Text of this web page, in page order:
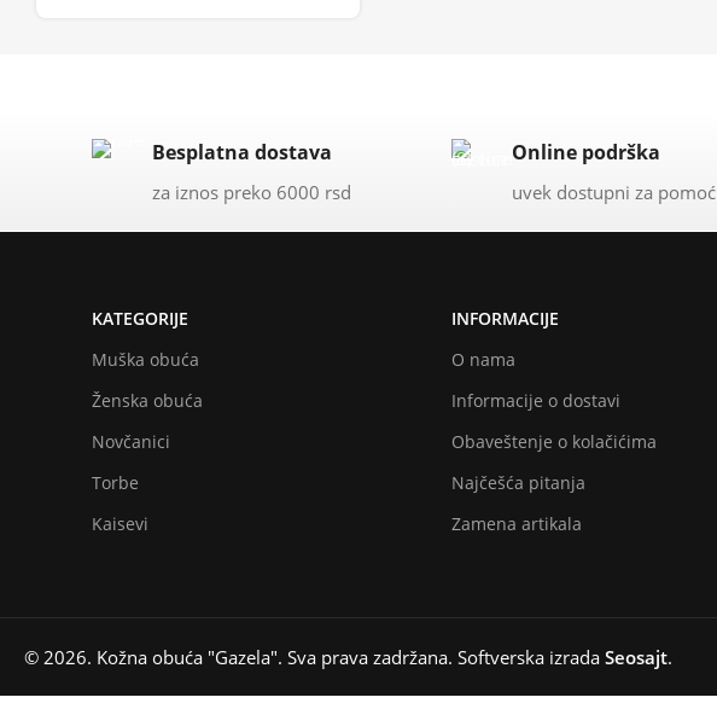
Besplatna dostava
za iznos preko 6000 rsd
Online podrška
uvek dostupni za pomoć
KATEGORIJE
Muška obuća
Ženska obuća
Novčanici
Torbe
Kaisevi
INFORMACIJE
O nama
Informacije o dostavi
Obaveštenje o kolačićima
Najčešća pitanja
Zamena artikala
© 2026. Kožna obuća "Gazela". Sva prava zadržana. Softverska izrada Seosajt.